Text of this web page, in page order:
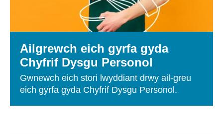
Ailgrewch eich gyrfa gyda
Chyfrif Dysgu Personol
Gwnewch eich stori lwyddiant drwy ail-greu
eich gyrfa gyda Chyfrif Dysgu Personol.